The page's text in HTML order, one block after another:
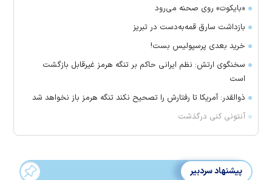
«بایکوت» روی صحنه می‌رود
بازداشت سارق قمه‌به‌دست در تبریز
خرید بعدی پرسپولیس بست!
سخنگوی ارتش: نظم ایرانی حاکم بر تنگه هرمز غیرقابل بازگشت
است
ذوالقدر: آمریکا تا رفتارش را تصحیح نکند تنگه هرمز باز نخواهد شد
آنتونی کنی درگذشت
پیشنهاد سردبیر